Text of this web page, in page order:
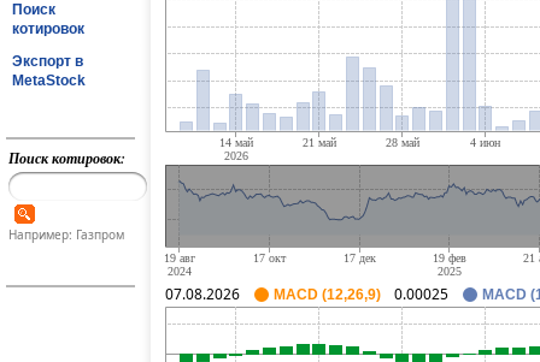
Поиск
котировок
Экспорт в
MetaStock
Поиск котировок:
Например: Газпром
07.08.2026 MACD (12,26,9) 0.00025 MACD